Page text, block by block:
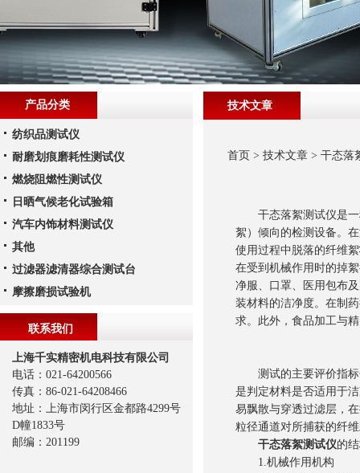
技术文章
首页 > 技术文章> 干态落
干态落絮测试仪是一
絮）倾向的检测设备。
使用过程中脱落的纤维
在受到机械作用时的掉
净服、口罩、医用包布
装材料的洁净度。在制
求。此外，食品加工与
测试的主要评价指标
是判定材料是否适用于
易飘散与穿透过滤层，
粒径通道对所捕获的纤
干态落絮测试仪的
1.机械作用机构
产品分类
纺织品测试仪
耐磨划痕磨耗性测试仪
燃烧阻燃性测试仪
日晒气候老化试验箱
汽车内饰材料测试仪
其他
过滤器滤清器综合测试台
摩擦磨损试验机
联系我们
上海千实精密机电科技有限公司
电话：021-64200566
传真：86-021-64208466
地址：上海市闵行区金都路4299号
D幢1833号
邮编：201199